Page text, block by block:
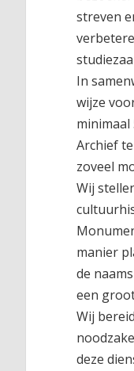
streven
In
wijze
minimaal
Archief
zoveel
Wij
manier
de
een
Wij
deze